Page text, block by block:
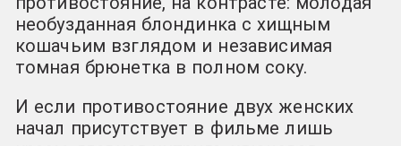
необузданная блондинка с хищным
кошачьим взглядом и независимая
томная брюнетка в полном соку.
И если противостояние двух женских
начал присутствует в фильме лишь